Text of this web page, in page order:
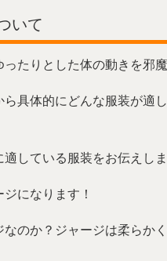
いて
たりとした体の動きを邪
ら具体的にどんな服装が適
適している服装をお伝えしま
になります！
なのか？ジャージは柔らか